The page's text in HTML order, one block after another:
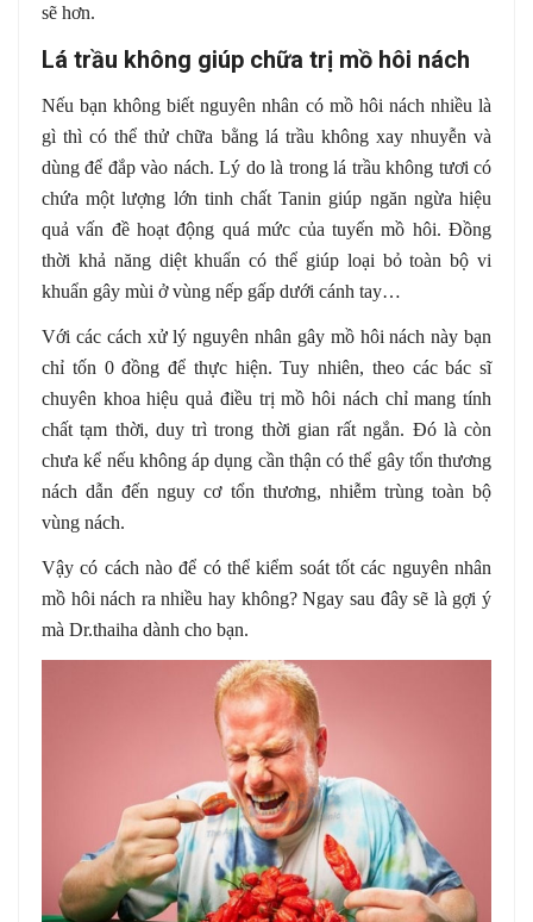
sẽ hơn.
Lá trầu không giúp chữa trị mồ hôi nách
Nếu bạn không biết nguyên nhân có mồ hôi nách nhiều là
gì thì có thể thử chữa bằng lá trầu không xay nhuyễn và
dùng để đắp vào nách. Lý do là trong lá trầu không tươi có
chứa một lượng lớn tinh chất Tanin giúp ngăn ngừa hiệu
quả vấn đề hoạt động quá mức của tuyến mồ hôi. Đồng
thời khả năng diệt khuẩn có thể giúp loại bỏ toàn bộ vi
khuẩn gây mùi ở vùng nếp gấp dưới cánh tay…
Với các cách xử lý nguyên nhân gây mồ hôi nách này bạn
chỉ tốn 0 đồng để thực hiện. Tuy nhiên, theo các bác sĩ
chuyên khoa hiệu quả điều trị mồ hôi nách chỉ mang tính
chất tạm thời, duy trì trong thời gian rất ngắn. Đó là còn
chưa kể nếu không áp dụng cần thận có thể gây tổn thương
nách dẫn đến nguy cơ tổn thương, nhiễm trùng toàn bộ
vùng nách.
Vậy có cách nào để có thể kiểm soát tốt các nguyên nhân
mồ hôi nách ra nhiều hay không? Ngay sau đây sẽ là gợi ý
mà Dr.thaiha dành cho bạn.